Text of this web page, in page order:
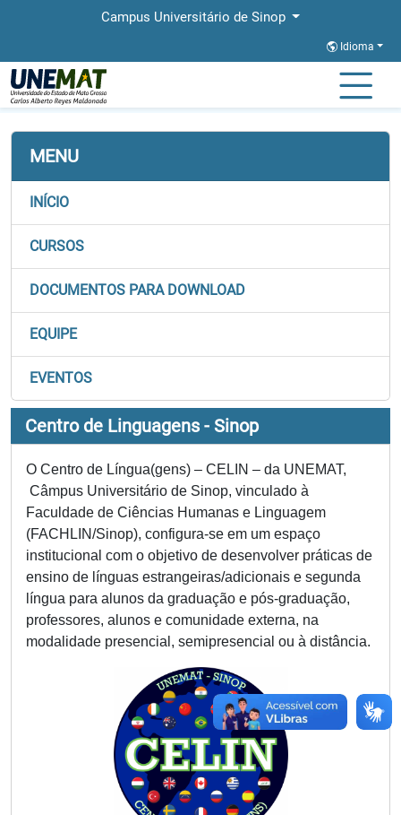
Campus Universitário de Sinop
Idioma
Página Inicial
MENU
INÍCIO
CURSOS
DOCUMENTOS PARA DOWNLOAD
EQUIPE
EVENTOS
Centro de Linguagens - Sinop
O Centro de Língua(gens) – CELIN – da UNEMAT,
Câmpus Universitário de Sinop, vinculado à
Faculdade de Ciências Humanas e Linguagem
(FACHLIN/Sinop), configura-se em um espaço
institucional com o objetivo de desenvolver práticas de
ensino de línguas estrangeiras/adicionais e segunda
língua para alunos da graduação e pós-graduação,
professores, alunos e comunidade externa, na
modalidade presencial, semipresencial ou à distância.